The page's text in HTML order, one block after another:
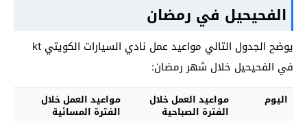
الفحيحيل في رمضان
يوضح الجدول التالي مواعيد عمل نادي السيارات الكويتي kt
في الفحيحيل خلال شهر رمضان:
اليوم مواعيد العمل خلال
الفترة الصباحية
مواعيد العمل خلال
الفترة المسائية